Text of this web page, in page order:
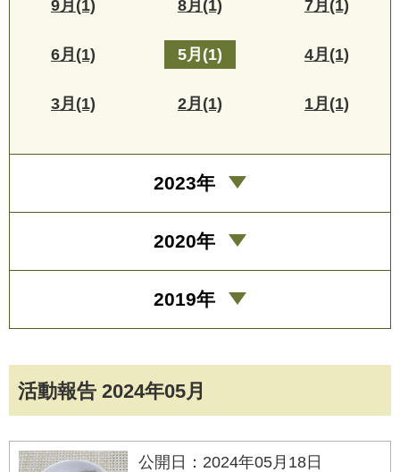
活動報告 2024年05月
公開日：2024年05月18日
9月(1) 8月(1) 7月(1)
6月(1) 5月(1) 4月(1)
3月(1) 2月(1) 1月(1)
2023年
2020年
2019年